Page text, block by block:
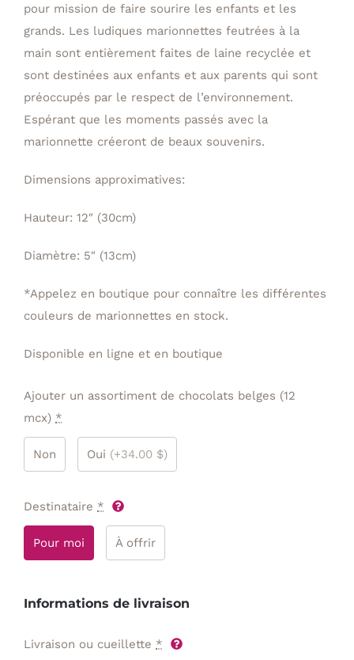
pour mission de faire sourire les enfants et les
grands. Les ludiques marionnettes feutrées à la
main sont entièrement faites de laine recyclée et
sont destinées aux enfants et aux parents qui sont
préoccupés par le respect de l’environnement.
Espérant que les moments passés avec la
marionnette créeront de beaux souvenirs.
Dimensions approximatives:
Hauteur: 12″ (30cm)
Diamètre: 5″ (13cm)
*Appelez en boutique pour connaître les différentes
couleurs de marionnettes en stock.
Disponible en ligne et en boutique
Ajouter un assortiment de chocolats belges (12
mcx) *
Non Oui (+34.00 $)
Destinataire *
Pour moi À offrir
Informations de livraison
Livraison ou cueillette *